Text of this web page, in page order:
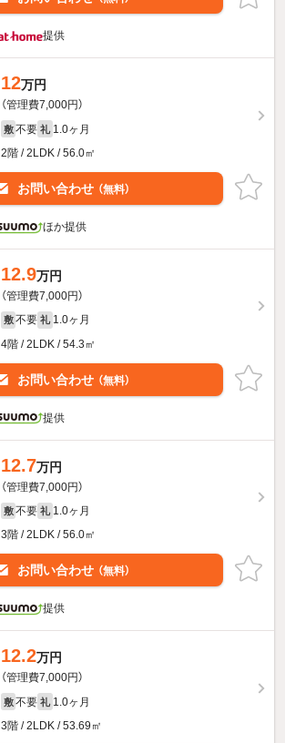
提供
12万円
（管理費7,000円）
敷 不要 礼 1.0ヶ月
2階 / 2LDK / 56.0㎡
お問い合わせ （無料）
ほか提供
12.9万円
（管理費7,000円）
敷 不要 礼 1.0ヶ月
4階 / 2LDK / 54.3㎡
お問い合わせ （無料）
提供
12.7万円
（管理費7,000円）
敷 不要 礼 1.0ヶ月
3階 / 2LDK / 56.0㎡
お問い合わせ （無料）
提供
12.2万円
（管理費7,000円）
敷 不要 礼 1.0ヶ月
3階 / 2LDK / 53.69㎡